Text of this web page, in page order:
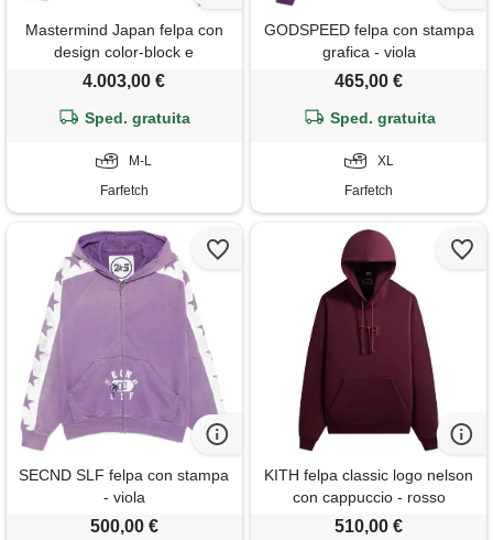
Mastermind Japan felpa con
design color-block e
cappuccio - viola
4.003,00 €
Sped. gratuita
M-L
Farfetch
GODSPEED felpa con stampa
grafica - viola
465,00 €
Sped. gratuita
XL
Farfetch
SECND SLF felpa con stampa
- viola
500,00 €
KITH felpa classic logo nelson
con cappuccio - rosso
510,00 €